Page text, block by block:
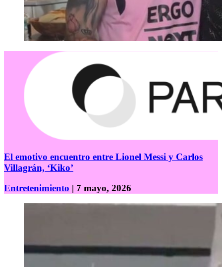
El emotivo encuentro entre Lionel Messi y Carlos
Villagrán, ‘Kiko’
Entretenimiento | 7 mayo, 2026